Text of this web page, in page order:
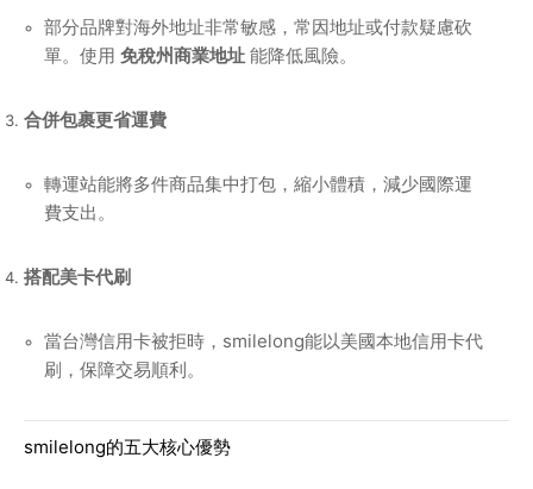
部分品牌對海外地址非常敏感，常因地址或付款疑慮砍
單。使用 免稅州商業地址能降低風險。
合併包裹更省運費
轉運站能將多件商品集中打包，縮小體積，減少國際運
費支出。
搭配美卡代刷
當台灣信用卡被拒時，smilelong能以美國本地信用卡代
刷，保障交易順利。
smilelong的五大核心優勢